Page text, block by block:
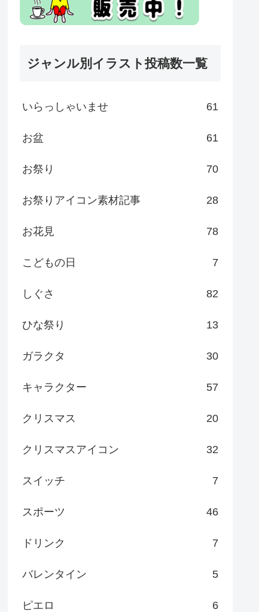
ジャンル別イラスト投稿数一覧
いらっしゃいませ 61
お盆 61
お祭り 70
お祭りアイコン素材記事 28
お花見 78
こどもの日 7
しぐさ 82
ひな祭り 13
ガラクタ 30
キャラクター 57
クリスマス 20
クリスマスアイコン 32
スイッチ 7
スポーツ 46
ドリンク 7
バレンタイン 5
ピエロ 6